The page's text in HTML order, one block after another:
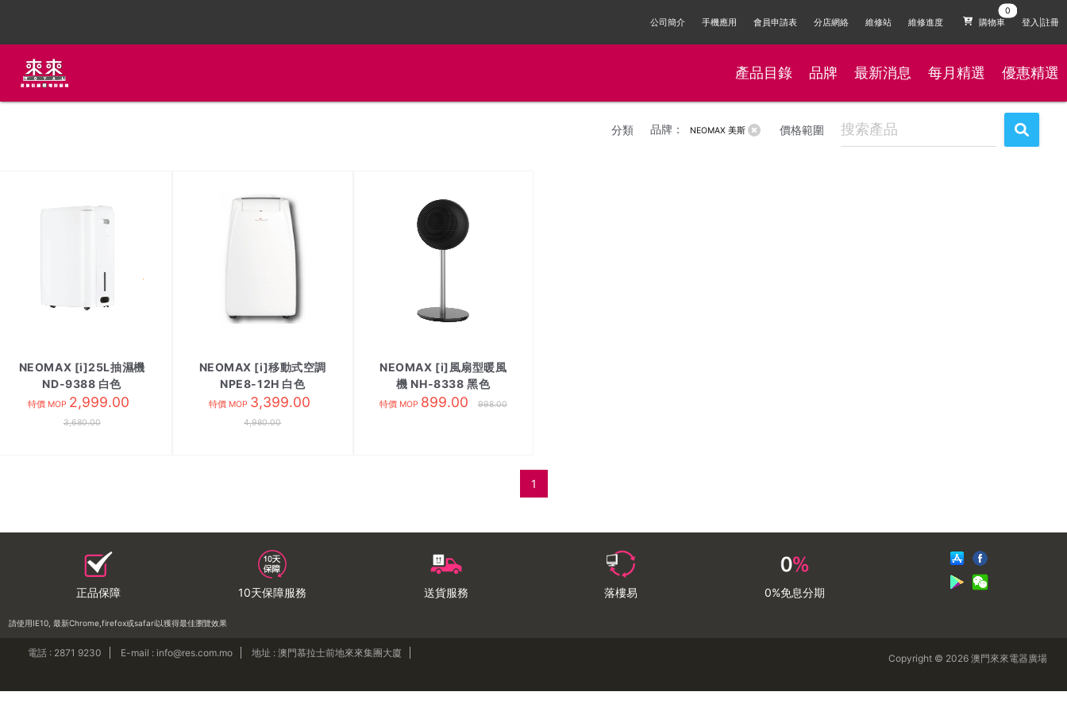
公司簡介 手機應用 會員申請表 分店網絡 維修站 維修進度 購物車 登入|註冊
產品目錄 品牌 最新消息 每月精選 優惠精選
分類 品牌： NEOMAX 美斯 價格範圍
NEOMAX [i]25L抽濕機
ND-9388 白色
特價 MOP 2,999.00
3,680.00
NEOMAX [i]移動式空調
NPE8-12H 白色
特價 MOP 3,399.00
4,980.00
NEOMAX [i]風扇型暖風
機 NH-8338 黑色
特價 MOP 899.00 998.00
1
正品保障 10天保障服務 送貨服務 落樓易 0%免息分期
請使用IE10, 最新Chrome,firefox或safari以獲得最佳瀏覽效果
電話 : 2871 9230 E-mail : info@res.com.mo 地址 : 澳門慕拉士前地來來集團大廈 Copyright © 2026 澳門來來電器廣場